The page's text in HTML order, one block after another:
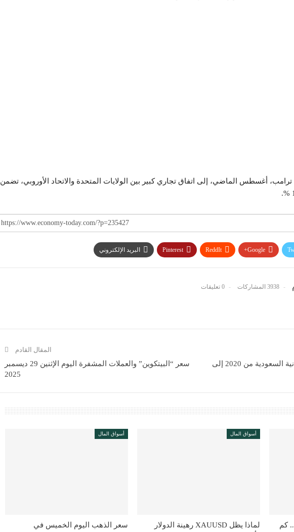
ترامب، أغسطس الماضي، إلى اتفاق تجاري كبير بين الولايات المتحدة والاتحاد الأوروبي، تضمن
Google+
ReddIt
Pinterest البريد الإلكتروني
3938 المشاركات 0 تعليقات
“الاقتصاد اليوم” يحلل رحلة ميزانية السعودية من 2020 إلى
المقال القادم
سعر “البيتكوين” والعملات المشفرة اليوم الإثنين 29 ديسمبر
2025
كم
أسواق المال
لماذا يظل XAUUSD رهينة الدولار
أسواق المال
سعر الذهب اليوم الخميس في